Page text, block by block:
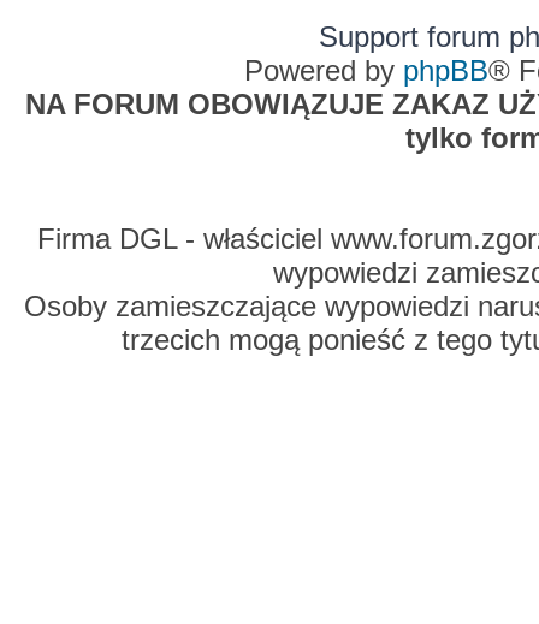
Support forum
Powered by phpBB®
NA FORUM OBOWIĄZUJE ZAKAZ
tylko
Firma DGL - właściciel
wypowiedzi
Osoby zamieszczające wypowiedzi
trzecich mogą ponieść z tego